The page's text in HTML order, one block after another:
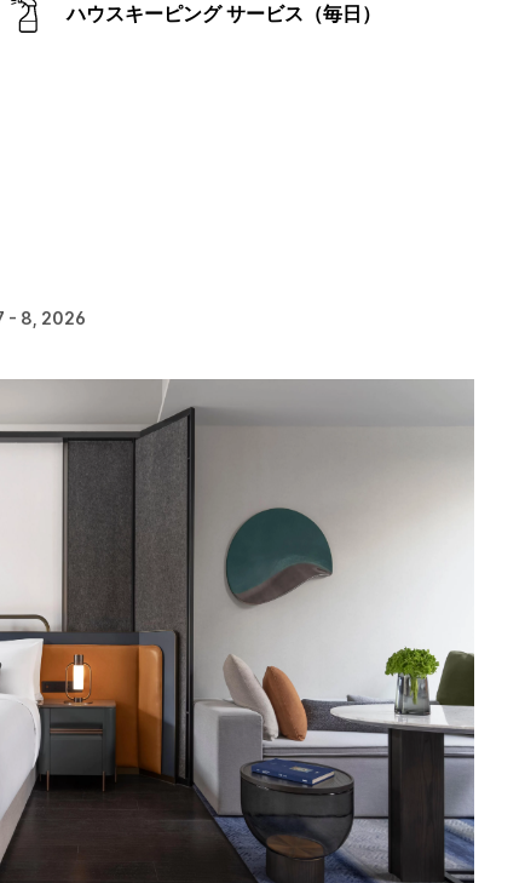
ハウスキーピング サービス（毎日）
- 8, 2026